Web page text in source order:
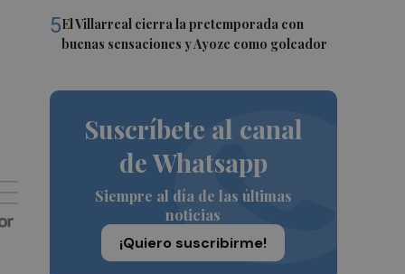
5El Villarreal cierra la pretemporada con
buenas sensaciones y Ayoze como goleador
Suscríbete al canal
de Whatsapp
Siempre al día de las últimas
noticias
¡Quiero suscribirme!